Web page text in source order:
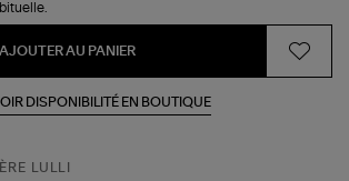
AJOUTER AU PANIER
DISPONIBILITÉ EN BOUTIQUE
LULLI